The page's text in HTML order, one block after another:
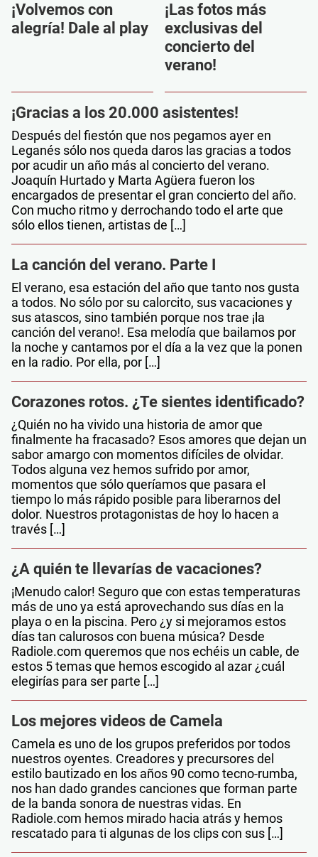
¡Volvemos con
alegría! Dale al play
¡Las fotos más
exclusivas del
concierto del
verano!
¡Gracias a los 20.000 asistentes!
Después del fiestón que nos pegamos ayer en
Leganés sólo nos queda daros las gracias a todos
por acudir un año más al concierto del verano.
Joaquín Hurtado y Marta Agüera fueron los
encargados de presentar el gran concierto del año.
Con mucho ritmo y derrochando todo el arte que
sólo ellos tienen, artistas de […]
La canción del verano. Parte I
El verano, esa estación del año que tanto nos gusta
a todos. No sólo por su calorcito, sus vacaciones y
sus atascos, sino también porque nos trae ¡la
canción del verano!. Esa melodía que bailamos por
la noche y cantamos por el día a la vez que la ponen
en la radio. Por ella, por […]
Corazones rotos. ¿Te sientes identificado?
¿Quién no ha vivido una historia de amor que
finalmente ha fracasado? Esos amores que dejan un
sabor amargo con momentos difíciles de olvidar.
Todos alguna vez hemos sufrido por amor,
momentos que sólo queríamos que pasara el
tiempo lo más rápido posible para liberarnos del
dolor. Nuestros protagonistas de hoy lo hacen a
través […]
¿A quién te llevarías de vacaciones?
¡Menudo calor! Seguro que con estas temperaturas
más de uno ya está aprovechando sus días en la
playa o en la piscina. Pero ¿y si mejoramos estos
días tan calurosos con buena música? Desde
Radiole.com queremos que nos echéis un cable, de
estos 5 temas que hemos escogido al azar ¿cuál
elegirías para ser parte […]
Los mejores videos de Camela
Camela es uno de los grupos preferidos por todos
nuestros oyentes. Creadores y precursores del
estilo bautizado en los años 90 como tecno-rumba,
nos han dado grandes canciones que forman parte
de la banda sonora de nuestras vidas. En
Radiole.com hemos mirado hacia atrás y hemos
rescatado para ti algunas de los clips con sus […]